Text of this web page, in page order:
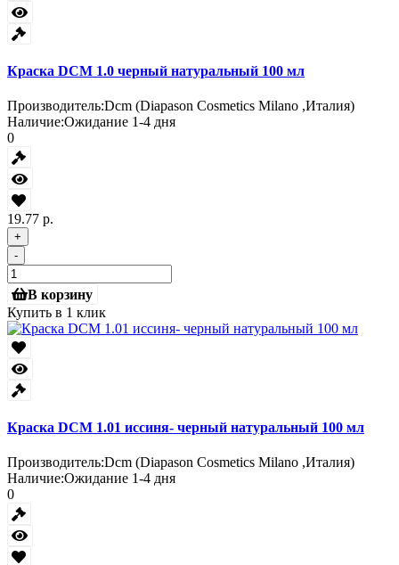
Краска DCM 1.0 черный натуральный 100 мл
Производитель:Dcm (Diapason Cosmetics Milano ,Италия)
Наличие:Ожидание 1-4 дня
0
19.77 р.
+
-
В корзину
Купить в 1 клик
Краска DCM 1.01 иссиня- черный натуральный 100 мл
Производитель:Dcm (Diapason Cosmetics Milano ,Италия)
Наличие:Ожидание 1-4 дня
0